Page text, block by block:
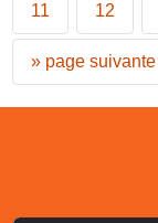
11 12
» page suivante